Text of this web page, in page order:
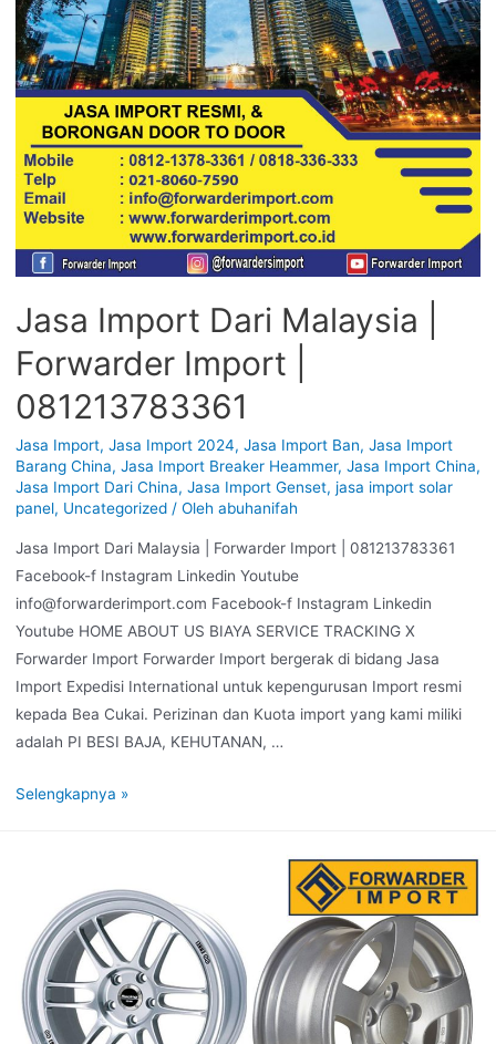
Jasa Import Dari Malaysia |
Forwarder Import |
081213783361
Jasa Import, Jasa Import 2024, Jasa Import Ban, Jasa Import
Barang China, Jasa Import Breaker Heammer, Jasa Import China,
Jasa Import Dari China, Jasa Import Genset, jasa import solar
panel, Uncategorized/ Oleh abuhanifah
Jasa Import Dari Malaysia | Forwarder Import | 081213783361
Facebook-f Instagram Linkedin Youtube
info@forwarderimport.com Facebook-f Instagram Linkedin
Youtube HOME ABOUT US BIAYA SERVICE TRACKING X
Forwarder Import Forwarder Import bergerak di bidang Jasa
Import Expedisi International untuk kepengurusan Import resmi
kepada Bea Cukai. Perizinan dan Kuota import yang kami miliki
adalah PI BESI BAJA, KEHUTANAN, …
Selengkapnya »